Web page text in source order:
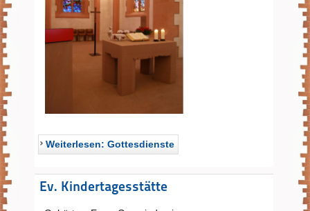
Weiterlesen: Gottesdienste
Ev. Kindertagesstätte